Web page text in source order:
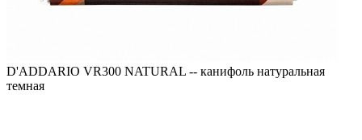
D'ADDARIO VR300 NATURAL -- канифоль натуральная
темная